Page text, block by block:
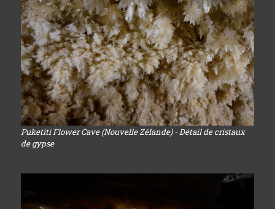
Puketiti Flower Cave (Nouvelle Zélande) - Détail de cristaux
de gypse